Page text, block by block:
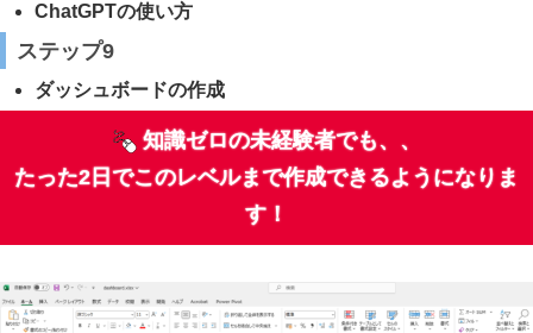
ChatGPTの使い方
ステップ9
ダッシュボードの作成
知識ゼロの未経験者でも、、
たった2日でこのレベルまで作成できるようになりま
す！